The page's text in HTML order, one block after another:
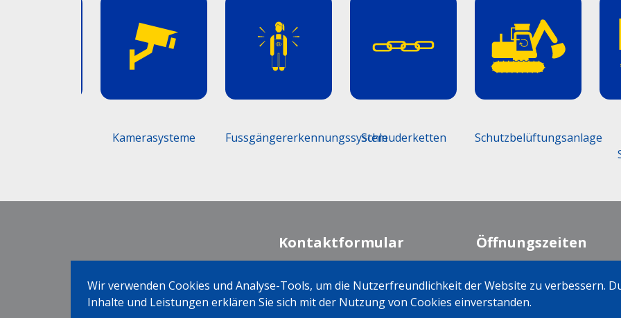
Wir verwenden Cookies und Analyse-Tools, um die Nutzerfreundlichkeit der Website zu verbessern.
Inhalte und Leistungen erklären Sie sich mit der Nutzung von Cookies einverstanden.
Kamerasysteme FussgängererkennungssystemSchleuderketten
Schutzbelüftungsanlage
Kontaktformular Öffnungszeiten
Montag-Freitag
07:30 - 12:00 Uhr
13:15 - 17:15 Uhr